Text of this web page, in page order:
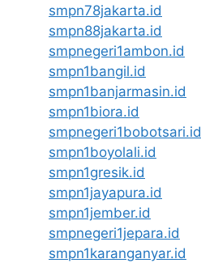
smpn78jakarta.id
smpn88jakarta.id
smpnegeri1ambon.id
smpn1bangil.id
smpn1banjarmasin.id
smpn1biora.id
smpnegeri1bobotsari.id
smpn1boyolali.id
smpn1gresik.id
smpn1jayapura.id
smpn1jember.id
smpnegeri1jepara.id
smpn1karanganyar.id